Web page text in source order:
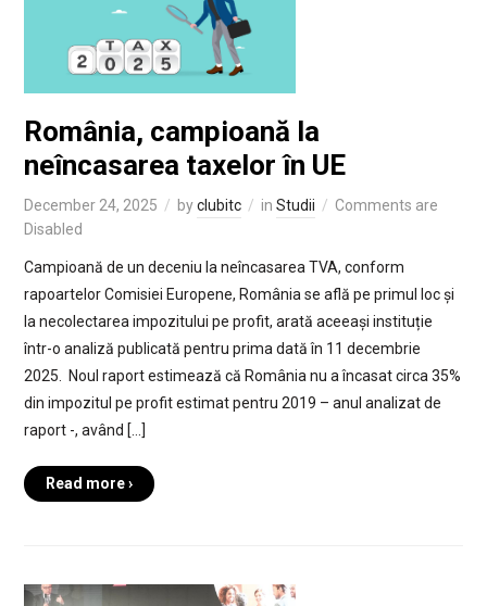
România, campioană la
neîncasarea taxelor în UE
December 24, 2025 byclubitc in Studii
Comments are
Disabled
Campioană de un deceniu la neîncasarea TVA, conform
rapoartelor Comisiei Europene, România se află pe primul loc și
la necolectarea impozitului pe profit, arată aceeași instituție
într-o analiză publicată pentru prima dată în 11 decembrie
2025. Noul raport estimează că România nu a încasat circa 35%
din impozitul pe profit estimat pentru 2019 – anul analizat de
raport -, având […]
Read more ›